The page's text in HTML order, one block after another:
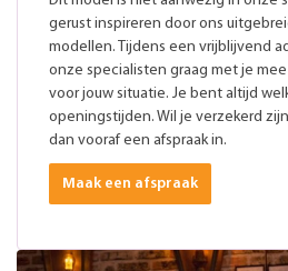
gerust inspireren door ons
modellen. Tijdens een vrijblijvend
onze specialisten graag met je
voor jouw situatie. Je bent altijd
openingstijden. Wil je verzekerd
dan vooraf een afspraak in.
Maak een afspraak